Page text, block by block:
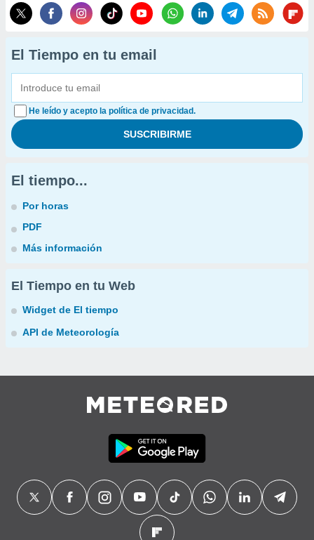
El Tiempo en tu email
He leído y acepto la política de privacidad.
El tiempo...
Por horas
PDF
Más información
El Tiempo en tu Web
Widget de El tiempo
API de Meteorología